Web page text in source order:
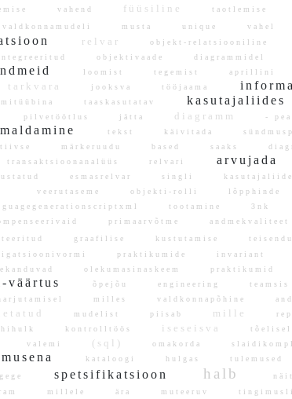
vahend füüsiline taotlemise
valdkonnamudeli
musta unique vahel
relvar objekt-relatsiooniline
objektivaade diagrammidel
loomist tegemist aprillini
tarkvara jooksva tööjaama
taaskasutatav
pilvetöötlus
jätta diagramm -
tekst käivitada
märkeruudu based saaks
transaktsioonanalüüs
relvari arvujada
esmasrelvar singli
veerutaseme
objekti-rolli lõpphinde
tootamine 3nk
primaarvõtme
graafilise kustutamise
praktikumide invariant
olekumasinaskeem praktikumid
väärtus õpejõu engineering
milles valdkonnapõhine
mudelist piisab mille
kontrolltöös iseseisva
valemi
(sql) omakorda
kataloogi hulgas tulemused
spetsifikatsioon halb
millele ära muteeruv